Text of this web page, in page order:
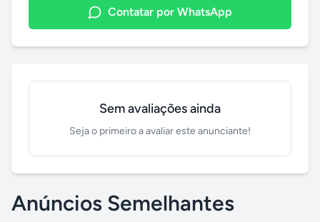
Contatar por WhatsApp
Sem avaliações ainda
Seja o primeiro a avaliar este anunciante!
Anúncios Semelhantes